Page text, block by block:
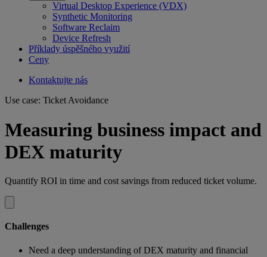
Virtual Desktop Experience (VDX)
Synthetic Monitoring
Software Reclaim
Device Refresh
Příklady úspěšného využití
Ceny
Kontaktujte nás
Use case: Ticket Avoidance
Measuring business impact and
DEX maturity
Quantify ROI in time and cost savings from reduced ticket volume.
Challenges
Need a deep understanding of DEX maturity and financial